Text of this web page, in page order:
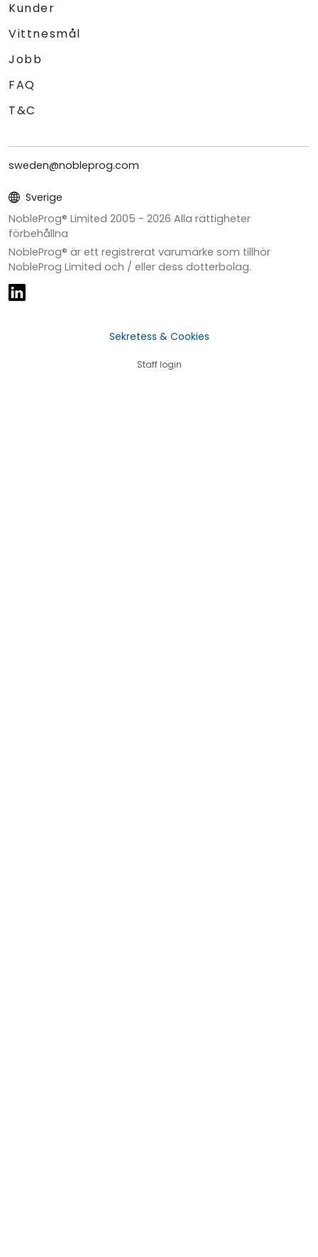
Kunder
Vittnesmål
Jobb
FAQ
T&C
sweden@nobleprog.com
Sverige
NobleProg® Limited 2005 - 2026 Alla rättigheter
förbehållna
NobleProg® är ett registrerat varumärke som tillhör
NobleProg Limited och / eller dess dotterbolag.
Sekretess & Cookies
Staff login